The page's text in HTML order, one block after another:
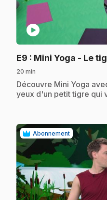
play_circle
E9 : Mini Yoga - Le
20 min
.Découvre Mini Yoga
yeux d'un petit tigre qui
Abonnement